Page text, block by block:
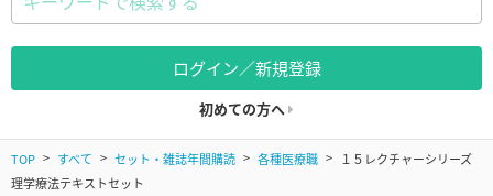
ログイン／新規登録
初めての方へ
TOP すべて セット・雑誌年間購読 各種医療職
１５レクチャーシリーズ
理学療法テキストセット